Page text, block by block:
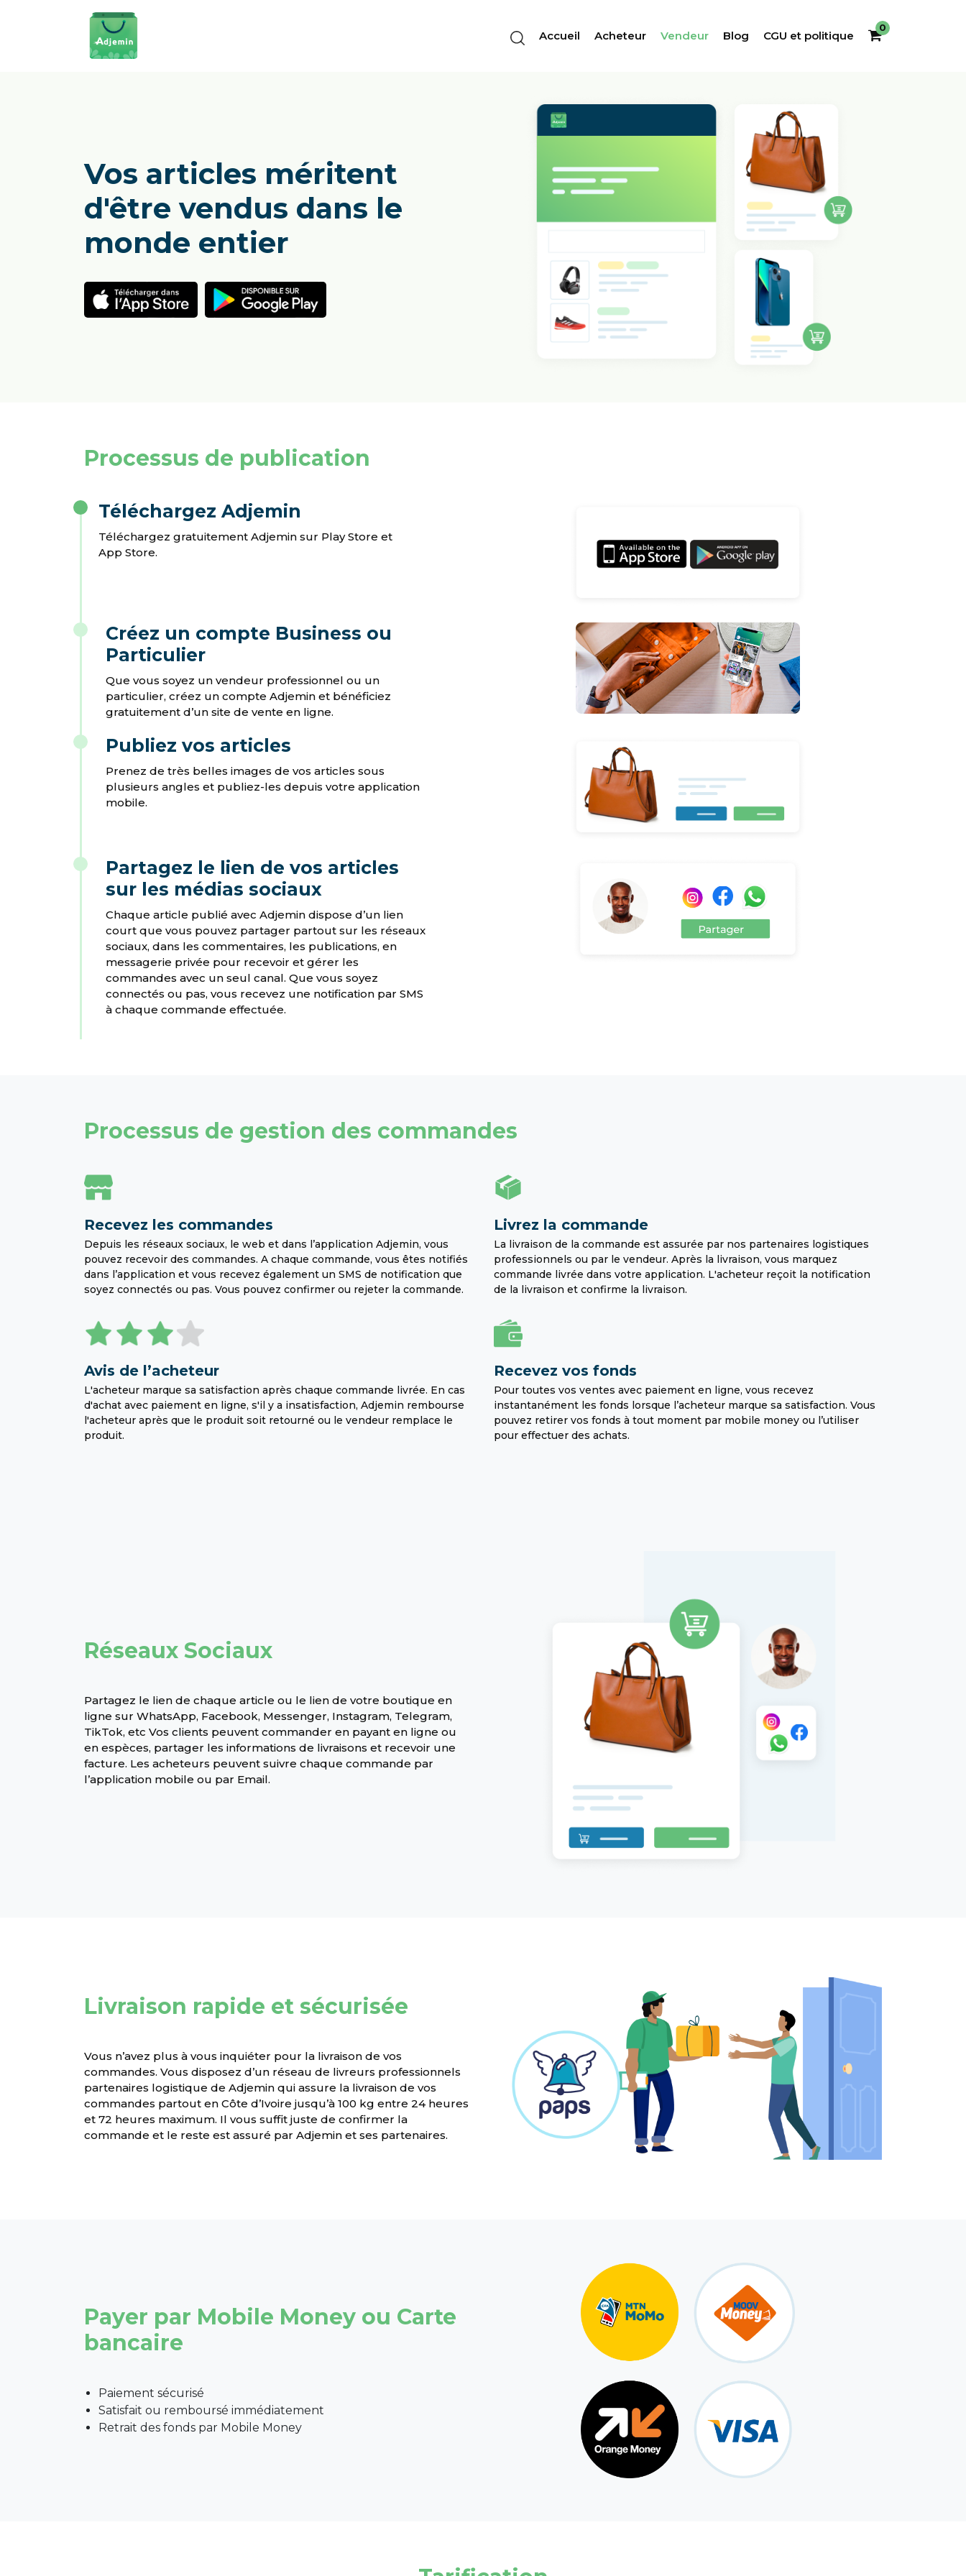
Accueil Acheteur Vendeur Blog CGU et politique
0
Vos articles méritent
d'être vendus dans le
monde entier
Processus de publication
Téléchargez Adjemin
Téléchargez gratuitement Adjemin sur Play Store et
App Store.
Créez un compte Business ou
Particulier
Que vous soyez un vendeur professionnel ou un
particulier, créez un compte Adjemin et bénéficiez
gratuitement d’un site de vente en ligne.
Publiez vos articles
Prenez de très belles images de vos articles sous
plusieurs angles et publiez-les depuis votre application
mobile.
Partagez le lien de vos articles
sur les médias sociaux
Chaque article publié avec Adjemin dispose d’un lien
court que vous pouvez partager partout sur les réseaux
sociaux, dans les commentaires, les publications, en
messagerie privée pour recevoir et gérer les
commandes avec un seul canal. Que vous soyez
connectés ou pas, vous recevez une notification par SMS
à chaque commande effectuée.
Processus de gestion des commandes
Recevez les commandes
Depuis les réseaux sociaux, le web et dans l’application Adjemin, vous
pouvez recevoir des commandes. A chaque commande, vous êtes notifiés
dans l’application et vous recevez également un SMS de notification que
soyez connectés ou pas. Vous pouvez confirmer ou rejeter la commande.
Livrez la commande
La livraison de la commande est assurée par nos partenaires logistiques
professionnels ou par le vendeur. Après la livraison, vous marquez
commande livrée dans votre application. L'acheteur reçoit la notification
de la livraison et confirme la livraison.
Avis de l’acheteur
L'acheteur marque sa satisfaction après chaque commande livrée. En cas
d'achat avec paiement en ligne, s'il y a insatisfaction, Adjemin rembourse
l'acheteur après que le produit soit retourné ou le vendeur remplace le
produit.
Recevez vos fonds
Pour toutes vos ventes avec paiement en ligne, vous recevez
instantanément les fonds lorsque l’acheteur marque sa satisfaction. Vous
pouvez retirer vos fonds à tout moment par mobile money ou l’utiliser
pour effectuer des achats.
Réseaux Sociaux
Partagez le lien de chaque article ou le lien de votre boutique en
ligne sur WhatsApp, Facebook, Messenger, Instagram, Telegram,
TikTok, etc Vos clients peuvent commander en payant en ligne ou
en espèces, partager les informations de livraisons et recevoir une
facture. Les acheteurs peuvent suivre chaque commande par
l’application mobile ou par Email.
Livraison rapide et sécurisée
Vous n’avez plus à vous inquiéter pour la livraison de vos
commandes. Vous disposez d’un réseau de livreurs professionnels
partenaires logistique de Adjemin qui assure la livraison de vos
commandes partout en Côte d’Ivoire jusqu’à 100 kg entre 24 heures
et 72 heures maximum. Il vous suffit juste de confirmer la
commande et le reste est assuré par Adjemin et ses partenaires.
Payer par Mobile Money ou Carte
bancaire
Paiement sécurisé
Satisfait ou remboursé immédiatement
Retrait des fonds par Mobile Money